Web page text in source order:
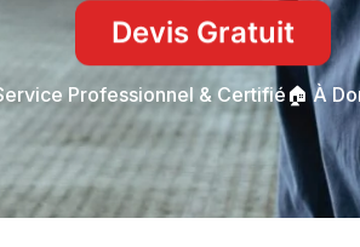
Devis Gratuit
Professionnel & Certifié🏠 À